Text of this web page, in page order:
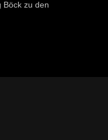
Böck zu den